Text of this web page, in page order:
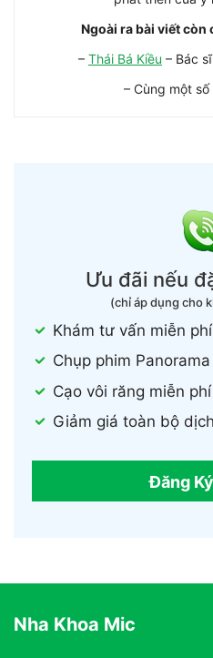
Ngoài ra bài viết
– Thái Bá Kiều – Bác
– Cùng một
Ưu đãi nếu
(chỉ áp dụng cho
Khám tư vấn miễn phí
Chụp phim
Cạo vôi răng miễn phí
Giảm giá toàn bộ
Đăng
Nha Khoa Mic